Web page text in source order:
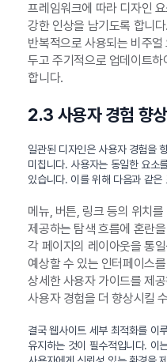
프레임워크에 따라 디자인
강한 인상을 남기도록 합니다.
반복적으로 사용되는 비주얼
두고 주기적으로 업데이트
합니다.
2.3 사용자 경험 향상
일관된 디자인은 사용자 경험을
미칩니다. 사용자는 동일한 요소
있습니다. 이를 위해 다음과 같은
메뉴, 버튼, 링크 등의 위치
제공하는 탐색 흐름에 혼란
각 페이지의 레이아웃을 통
예상할 수 있는 인터페이스
상세한 사용자 가이드를 제
사용자 경험을 더 향상시킬
결국 웹사이트 세부 최적화를 이
유지하는 것이 필수적입니다. 이